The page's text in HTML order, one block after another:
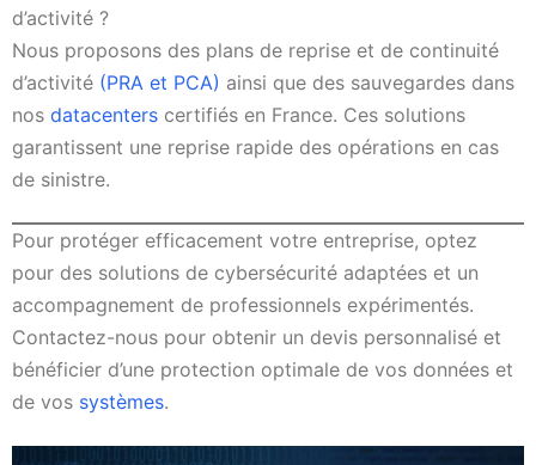
d’activité ?
Nous proposons des plans de reprise et de continuité
d’activité (PRA et PCA) ainsi que des sauvegardes dans
nos datacenters certifiés en France. Ces solutions
garantissent une reprise rapide des opérations en cas
de sinistre.
Pour protéger efficacement votre entreprise, optez
pour des solutions de cybersécurité adaptées et un
accompagnement de professionnels expérimentés.
Contactez-nous pour obtenir un devis personnalisé et
bénéficier d’une protection optimale de vos données et
de vos systèmes.